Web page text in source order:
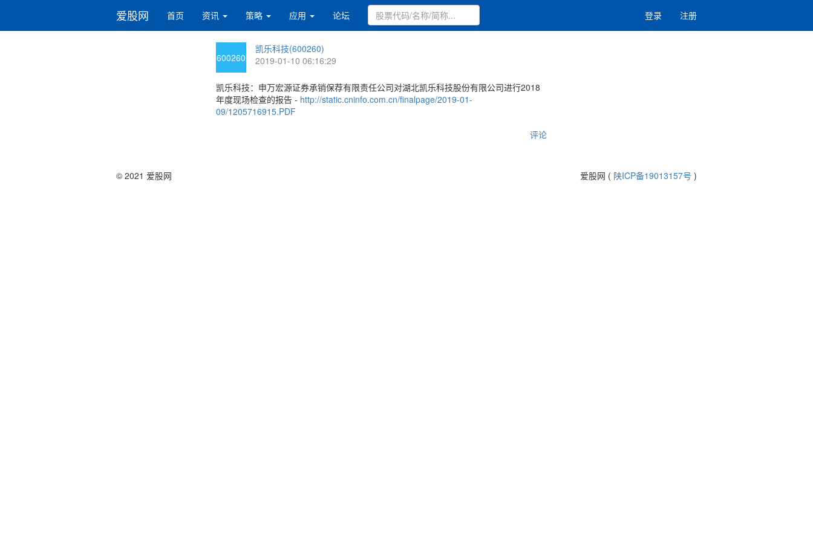
爱股网 首页 资讯 策略 应用 论坛 登录 注册
600260
凯乐科技(600260)
2019-01-10 06:16:29
凯乐科技：申万宏源证券承销保荐有限责任公司对湖北凯乐科技股份有限公司进行2018
年度现场检查的报告 - http://static.cninfo.com.cn/finalpage/2019-01-
09/1205716915.PDF
评论
© 2021 爱股网 爱股网 ( 陕ICP备19013157号 )